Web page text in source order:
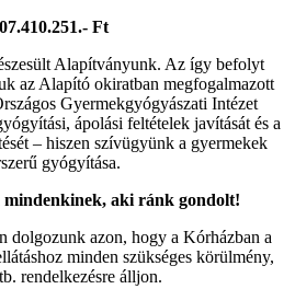
Ft
Alapítványunk. Az így befolyt
az Alapító okiratban megfogalmazott
Gyermekgyógyászati Intézet
ápolási feltételek javítását és a
– hiszen szívügyünk a gyermekek
gyógyítása.
mindenkinek, aki ránk gondolt!
dolgozunk azon, hogy a Kórházban a
minden szükséges körülmény,
rendelkezésre álljon.